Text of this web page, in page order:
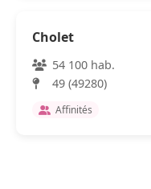
Cholet
54 100 hab.
49 (49280)
Affinités